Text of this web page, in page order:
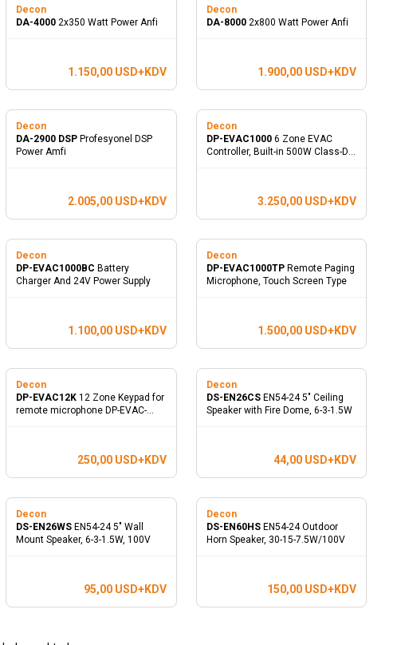
Decon
DA-4000 2x350 Watt Power Anfi
1.150,00USD+KDV
Decon
DA-8000 2x800 Watt Power Anfi
1.900,00 USD+KDV
Decon
DA-2900 DSP Profesyonel DSP
Power Amfi
2.005,00USD+KDV
Decon
DP-EVAC1000 6 Zone EVAC
Controller, Built-in 500W Class-D
3.250,00 USD+KDV
Decon
DP-EVAC1000BC Battery
Charger And 24V Power Supply
1.100,00USD+KDV
Decon
DP-EVAC1000TP Remote Paging
Microphone, Touch Screen Type
1.500,00 USD+KDV
Decon
DP-EVAC12K 12 Zone Keypad for
remote microphone DP-EVAC-
250,00USD+KDV
Decon
DS-EN26CS EN54-24 5" Ceiling
Speaker with Fire Dome, 6-3-1.5W
44,00 USD+KDV
Decon
DS-EN26WS EN54-24 5" Wall
Mount Speaker, 6-3-1.5W, 100V
95,00USD+KDV
Decon
DS-EN60HS EN54-24 Outdoor
Horn Speaker, 30-15-7.5W/100V
150,00 USD+KDV